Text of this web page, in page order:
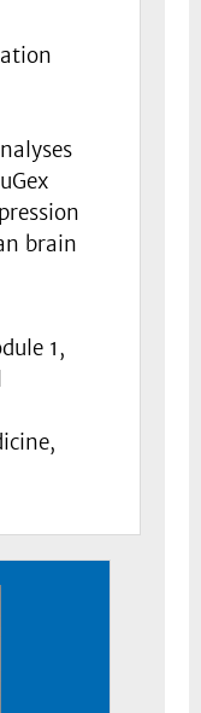
brain
1,